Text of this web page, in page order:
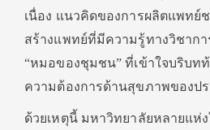
เนื่อง แนวคิดของการผลิตแพทย์
สร้างแพทย์ที่มีความรู้ทางวิชาก
“หมอของชุมชน” ที่เข้าใจบริบท
ความต้องการด้านสุขภาพของป
ด้วยเหตุนี้ มหาวิทยาลัยหลายแห่